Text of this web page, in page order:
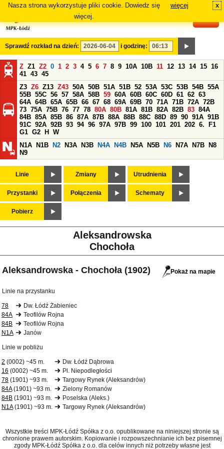
Nasza strona wykorzystuje pliki cookie. Dowiedz się
więcej.
więcej x
Sprawdź rozkład na dzień: i godzinę:
Z Z1 Z2 0 1 2 3 4 5 6 7 8 9 10A 10B 11 12 13 14 15 16
41 43 45
Z3 Z6 Z13 Z43 50A 50B 51A 51B 52 53A 53C 53B 54B 55A
55B 55C 56 57 58A 58B 59 60A 60B 60C 60D 61 62 63
64A 64B 65A 65B 66 67 68 69A 69B 70 71A 71B 72A 72B
73 75A 75B 76 77 78 80A 80B 81A 81B 82A 82B 83 84A
84B 85A 85B 86 87A 87B 88A 88B 88C 88D 89 90 91A 91B
91C 92A 92B 93 94 96 97A 97B 99 100 101 201 202 6.
F1
G1 G2 H
W
N1A
N1B N2 N3A N3B N4A N4B N5A N5B N6 N7A N7B
N8
N9
Linie Zmiany Utrudnienia
Przystanki Połączenia Schematy
Pobierz
Aleksandrowska
Chochoła
Aleksandrowska - Chochoła (1902) Pokaż na mapie
Linie na przystanku
78
Dw. Łódź Żabieniec
84A
Teofilów Rojna
84B
Teofilów Rojna
N1A
Janów
Linie w pobliżu
2 (0002) ~45 m.
Dw. Łódź Dąbrowa
16 (0002) ~45 m.
Pl. Niepodległości
78 (1901) ~93 m.
Targowy Rynek (Aleksandrów)
84A(1901) ~93 m.
Zielony Romanów
84B (1901) ~93 m.
Poselska (Aleks.)
N1A(1901) ~93 m. Targowy Rynek (Aleksandrów)
Wszystkie treści MPK-Łódź Spółka z o.o. opublikowane na niniejszej stronie są
chronione prawem autorskim. Kopiowanie i rozpowszechnianie ich bez pisemnej
zgody MPK-Łódź Spółka z o.o. dla celów innych niż potrzeby własne jest